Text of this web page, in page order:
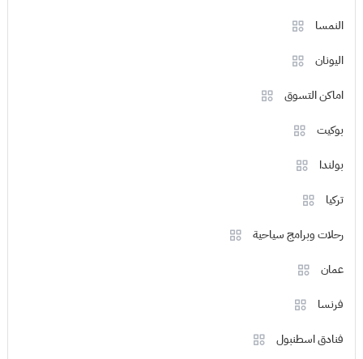
النمسا
اليونان
اماكن التسوق
بوكيت
بولندا
تركيا
رحلات وبرامج سياحية
عمان
فرنسا
فنادق اسطنبول